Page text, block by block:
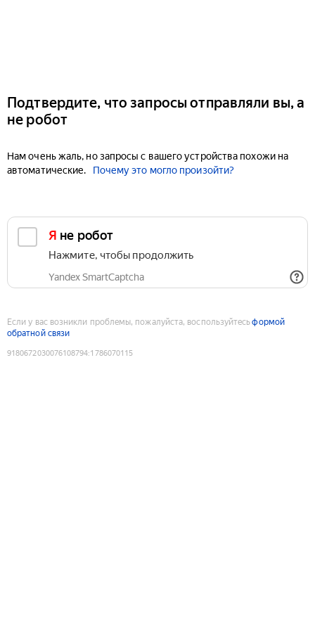
Подтвердите, что запросы отправляли вы, а
не робот
Нам очень жаль, но запросы с вашего устройства похожи на
автоматические.
Почему это могло произойти?
Я не робот
Нажмите, чтобы продолжить
Yandex SmartCaptcha
Если у вас возникли проблемы, пожалуйста, воспользуйтесьформой
обратной связи
9180672030076108794:1786070115